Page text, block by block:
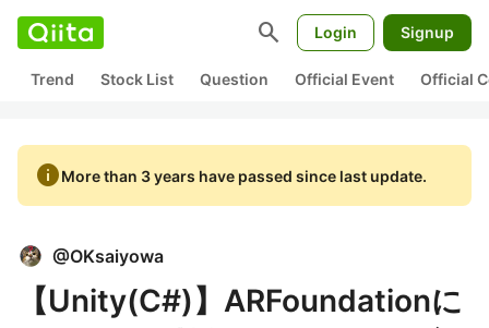
search Login Signup
Trend Stock List Question Official Event Official
infoMore than 3 years have passed since last update.
@OKsaiyowa
【Unity(C#)】ARFoundationに